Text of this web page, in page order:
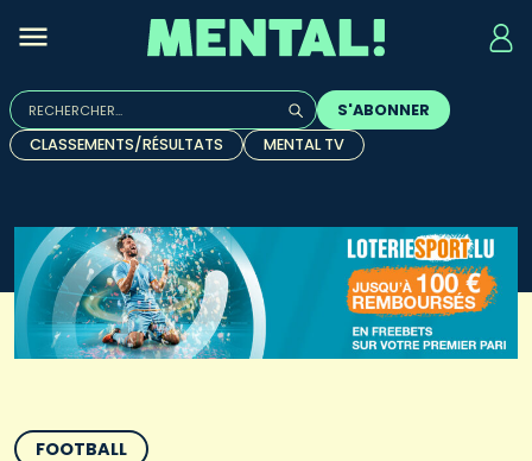
Rechercher :
Quand les résultats de l'auto-complétion sont
S'ABONNER
CLASSEMENTS/RÉSULTATS
MENTAL TV
FOOTBALL